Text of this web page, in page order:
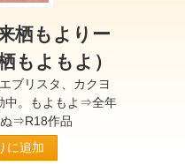
栖もよりー
もよもよ）
ブリスタ、カクヨ
中。もよもよ⇒全年
⇒R18作品
に追加